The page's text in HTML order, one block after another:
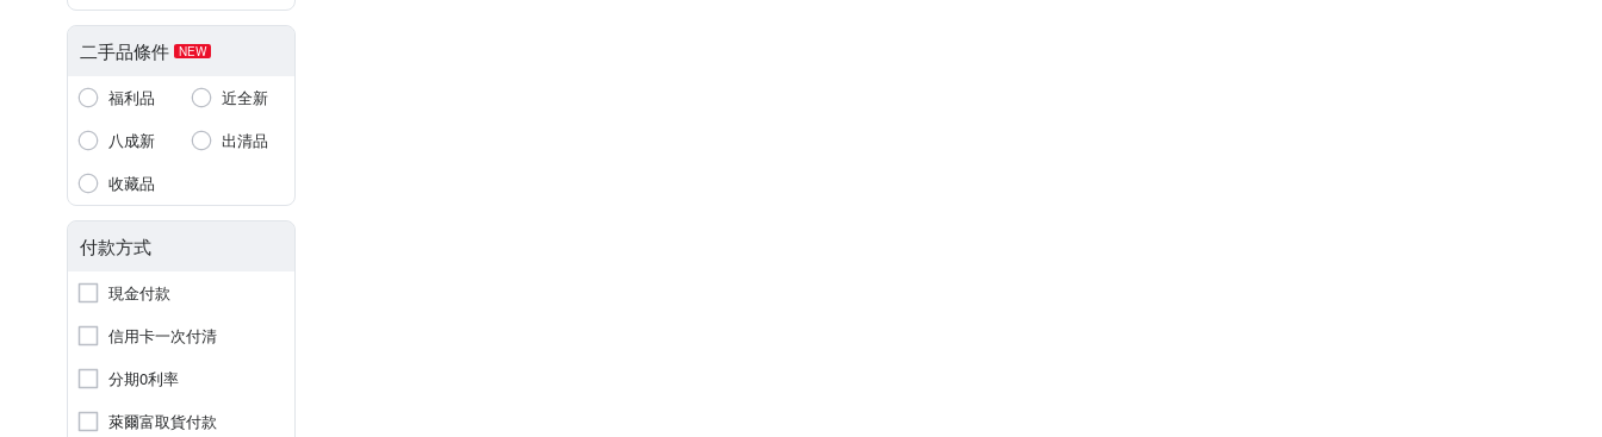
二手品條件 NEW
福利品
近全新
八成新
出清品
收藏品
付款方式
現金付款
信用卡一次付清
分期0利率
萊爾富取貨付款